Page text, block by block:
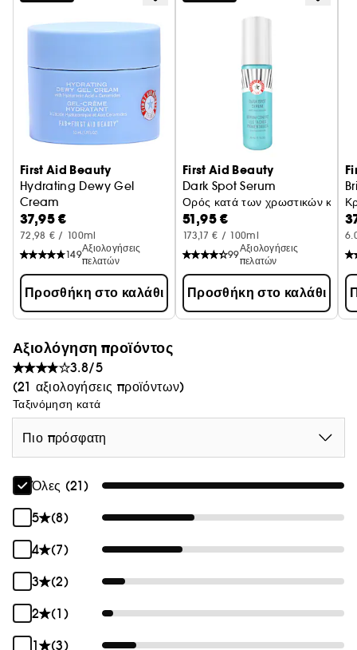
First Aid Beauty
Hydrating Dewy Gel
Cream
Ενυδατική κρέμα με υαλουρονικό οξύ + κεραμίδια
37,95 €
72,98 € / 100ml
149
Αξιολογήσεις
πελατών
Προσθήκη στο καλάθι
First Aid Beauty
Dark Spot Serum
Ορός κατά των χρωστικών
51,95 €
173,17 € / 100ml
99
Αξιολογήσεις
πελατών
Προσθήκη στο καλάθι
Αξιολόγηση προϊόντος
3.8/5
(21 αξιολογήσεις προϊόντων)
Ταξινόμηση κατά
Πιο πρόσφατη
Όλες (21)
5
(8)
4
(7)
3
(2)
2
(1)
1
(3)